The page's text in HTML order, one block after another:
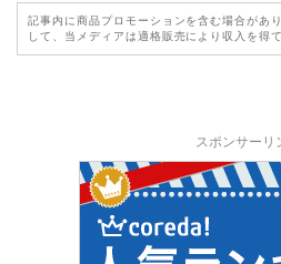
記事内に商品プロモーションを含む場合があ
して、当メディアは適格販売により収入を得
スポンサーリ